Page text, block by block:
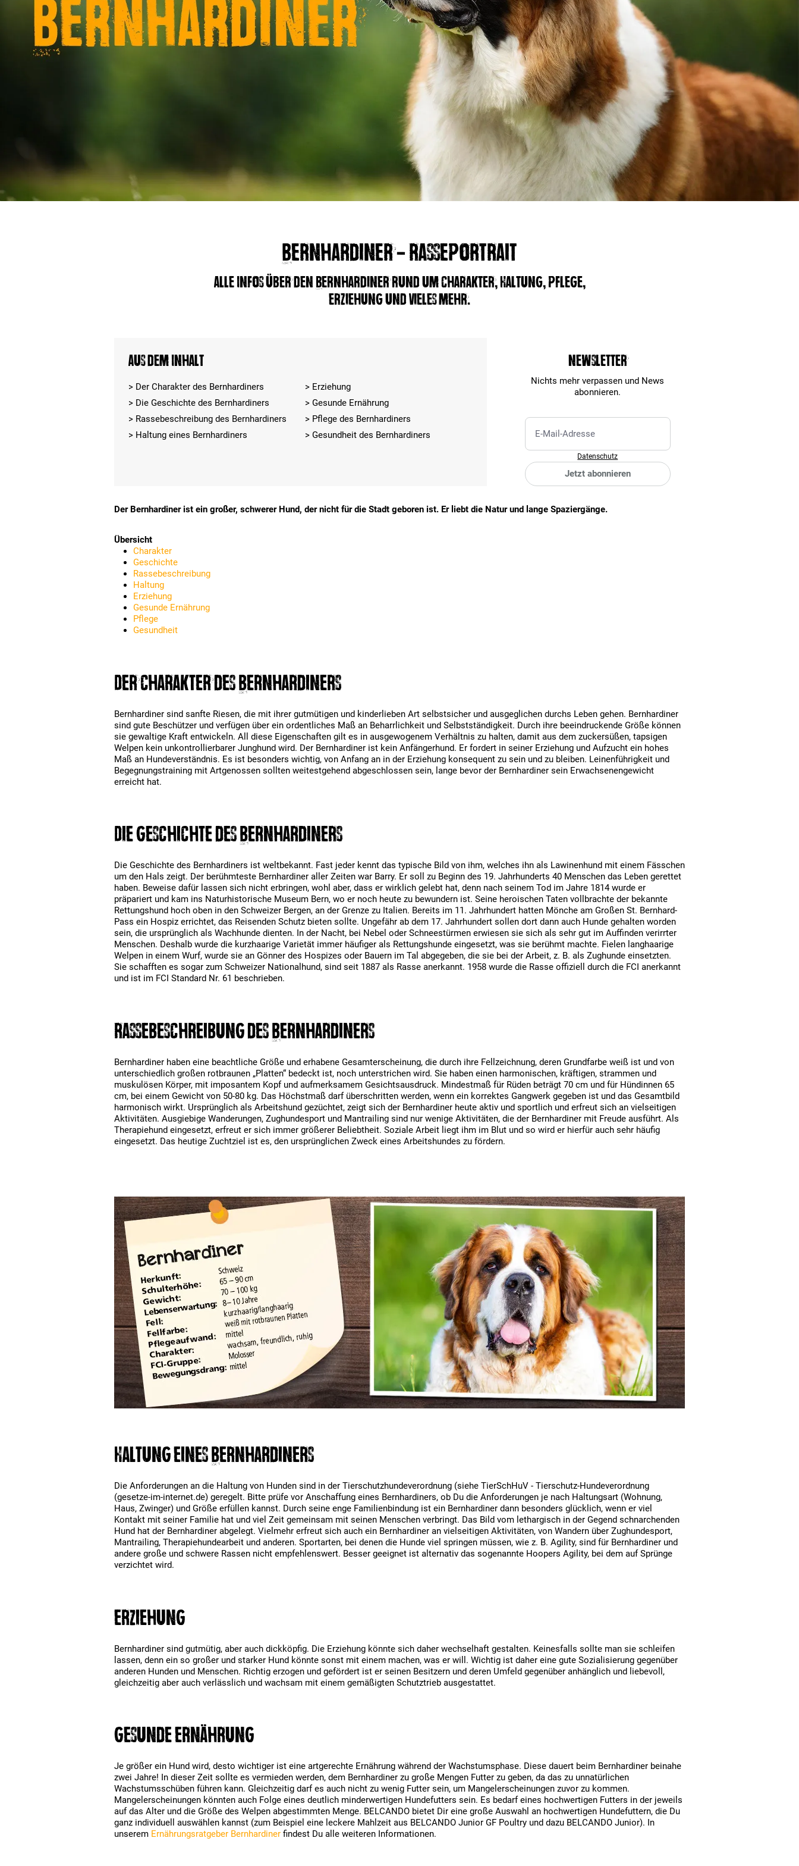
Bernhardiner - Rasseportrait
Alle Infos über den Bernhardiner rund um Charakter, Haltung, Pflege,
Erziehung und vieles mehr.
Aus dem Inhalt
Der Charakter des Bernhardiners
Die Geschichte des Bernhardiners
Rassebeschreibung des Bernhardiners
Haltung eines Bernhardiners
Erziehung
Gesunde Ernährung
Pflege des Bernhardiners
Gesundheit des Bernhardiners
Newsletter
Nichts mehr verpassen und News
abonnieren.
Datenschutz
Jetzt abonnieren
Der Bernhardiner ist ein großer, schwerer Hund, der nicht für die Stadt geboren ist. Er liebt die Natur und lange Spaziergänge.
Übersicht
Charakter
Geschichte
Rassebeschreibung
Haltung
Erziehung
Gesunde Ernährung
Pflege
Gesundheit
Der Charakter des Bernhardiners
Bernhardiner sind sanfte Riesen, die mit ihrer gutmütigen und kinderlieben Art selbstsicher und ausgeglichen durchs Leben gehen. Bernhardiner
sind gute Beschützer und verfügen über ein ordentliches Maß an Beharrlichkeit und Selbstständigkeit. Durch ihre beeindruckende Größe können
sie gewaltige Kraft entwickeln. All diese Eigenschaften gilt es in ausgewogenem Verhältnis zu halten, damit aus dem zuckersüßen, tapsigen
Welpen kein unkontrollierbarer Junghund wird. Der Bernhardiner ist kein Anfängerhund. Er fordert in seiner Erziehung und Aufzucht ein hohes
Maß an Hundeverständnis. Es ist besonders wichtig, von Anfang an in der Erziehung konsequent zu sein und zu bleiben. Leinenführigkeit und
Begegnungstraining mit Artgenossen sollten weitestgehend abgeschlossen sein, lange bevor der Bernhardiner sein Erwachsenengewicht
erreicht hat.
Die Geschichte des Bernhardiners
Die Geschichte des Bernhardiners ist weltbekannt. Fast jeder kennt das typische Bild von ihm, welches ihn als Lawinenhund mit einem Fässchen
um den Hals zeigt. Der berühmteste Bernhardiner aller Zeiten war Barry. Er soll zu Beginn des 19. Jahrhunderts 40 Menschen das Leben gerettet
haben. Beweise dafür lassen sich nicht erbringen, wohl aber, dass er wirklich gelebt hat, denn nach seinem Tod im Jahre 1814 wurde er
präpariert und kam ins Naturhistorische Museum Bern, wo er noch heute zu bewundern ist. Seine heroischen Taten vollbrachte der bekannte
Rettungshund hoch oben in den Schweizer Bergen, an der Grenze zu Italien. Bereits im 11. Jahrhundert hatten Mönche am Großen St. Bernhard-
Pass ein Hospiz errichtet, das Reisenden Schutz bieten sollte. Ungefähr ab dem 17. Jahrhundert sollen dort dann auch Hunde gehalten worden
sein, die ursprünglich als Wachhunde dienten. In der Nacht, bei Nebel oder Schneestürmen erwiesen sie sich als sehr gut im Auffinden verirrter
Menschen. Deshalb wurde die kurzhaarige Varietät immer häufiger als Rettungshunde eingesetzt, was sie berühmt machte. Fielen langhaarige
Welpen in einem Wurf, wurde sie an Gönner des Hospizes oder Bauern im Tal abgegeben, die sie bei der Arbeit, z. B. als Zughunde einsetzten.
Sie schafften es sogar zum Schweizer Nationalhund, sind seit 1887 als Rasse anerkannt. 1958 wurde die Rasse offiziell durch die FCI anerkannt
und ist im FCI Standard Nr. 61 beschrieben.
Rassebeschreibung des Bernhardiners
Bernhardiner haben eine beachtliche Größe und erhabene Gesamterscheinung, die durch ihre Fellzeichnung, deren Grundfarbe weiß ist und von
unterschiedlich großen rotbraunen „Platten“ bedeckt ist, noch unterstrichen wird. Sie haben einen harmonischen, kräftigen, strammen und
muskulösen Körper, mit imposantem Kopf und aufmerksamem Gesichtsausdruck. Mindestmaß für Rüden beträgt 70 cm und für Hündinnen 65
cm, bei einem Gewicht von 50-80 kg. Das Höchstmaß darf überschritten werden, wenn ein korrektes Gangwerk gegeben ist und das Gesamtbild
harmonisch wirkt. Ursprünglich als Arbeitshund gezüchtet, zeigt sich der Bernhardiner heute aktiv und sportlich und erfreut sich an vielseitigen
Aktivitäten. Ausgiebige Wanderungen, Zughundesport und Mantrailing sind nur wenige Aktivitäten, die der Bernhardiner mit Freude ausführt. Als
Therapiehund eingesetzt, erfreut er sich immer größerer Beliebtheit. Soziale Arbeit liegt ihm im Blut und so wird er hierfür auch sehr häufig
eingesetzt. Das heutige Zuchtziel ist es, den ursprünglichen Zweck eines Arbeitshundes zu fördern.
Haltung eines Bernhardiners
Die Anforderungen an die Haltung von Hunden sind in der Tierschutzhundeverordnung (siehe TierSchHuV - Tierschutz-Hundeverordnung
(gesetze-im-internet.de) geregelt. Bitte prüfe vor Anschaffung eines Bernhardiners, ob Du die Anforderungen je nach Haltungsart (Wohnung,
Haus, Zwinger) und Größe erfüllen kannst. Durch seine enge Familienbindung ist ein Bernhardiner dann besonders glücklich, wenn er viel
Kontakt mit seiner Familie hat und viel Zeit gemeinsam mit seinen Menschen verbringt. Das Bild vom lethargisch in der Gegend schnarchenden
Hund hat der Bernhardiner abgelegt. Vielmehr erfreut sich auch ein Bernhardiner an vielseitigen Aktivitäten, von Wandern über Zughundesport,
Mantrailing, Therapiehundearbeit und anderen. Sportarten, bei denen die Hunde viel springen müssen, wie z. B. Agility, sind für Bernhardiner und
andere große und schwere Rassen nicht empfehlenswert. Besser geeignet ist alternativ das sogenannte Hoopers Agility, bei dem auf Sprünge
verzichtet wird.
Erziehung
Bernhardiner sind gutmütig, aber auch dickköpfig. Die Erziehung könnte sich daher wechselhaft gestalten. Keinesfalls sollte man sie schleifen
lassen, denn ein so großer und starker Hund könnte sonst mit einem machen, was er will. Wichtig ist daher eine gute Sozialisierung gegenüber
anderen Hunden und Menschen. Richtig erzogen und gefördert ist er seinen Besitzern und deren Umfeld gegenüber anhänglich und liebevoll,
gleichzeitig aber auch verlässlich und wachsam mit einem gemäßigten Schutztrieb ausgestattet.
Gesunde Ernährung
Je größer ein Hund wird, desto wichtiger ist eine artgerechte Ernährung während der Wachstumsphase. Diese dauert beim Bernhardiner beinahe
zwei Jahre! In dieser Zeit sollte es vermieden werden, dem Bernhardiner zu große Mengen Futter zu geben, da das zu unnatürlichen
Wachstumsschüben führen kann. Gleichzeitig darf es auch nicht zu wenig Futter sein, um Mangelerscheinungen zuvor zu kommen.
Mangelerscheinungen könnten auch Folge eines deutlich minderwertigen Hundefutters sein. Es bedarf eines hochwertigen Futters in der jeweils
auf das Alter und die Größe des Welpen abgestimmten Menge. BELCANDO bietet Dir eine große Auswahl an hochwertigen Hundefuttern, die Du
ganz individuell auswählen kannst (zum Beispiel eine leckere Mahlzeit aus BELCANDO Junior GF Poultry und dazu BELCANDO Junior). In
unserem Ernährungsratgeber Bernhardiner findest Du alle weiteren Informationen.